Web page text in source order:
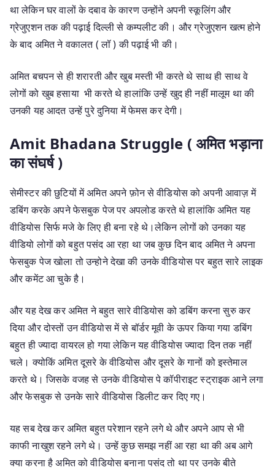
था लेकिन घर वालों के दबाव के कारण उन्होंने अपनी स्कूलिंग और
ग्रेजुएशन तक की पढ़ाई दिल्ली से कम्पलीट की। और ग्रेजुएशन खत्म होने
के बाद अमित ने वकालत ( लॉ ) की पढ़ाई भी की।
अमित बचपन से ही शरारती और खुब मस्ती भी करते थे साथ ही साथ वे
लोगों को खुब हसाया भी करते थे हालांकि उन्हें खुद ही नहीं मालूम था की
उनकी यह आदत उन्हें पुरे दुनिया में फेमस कर देगी।
Amit Bhadana Struggle ( अमित भड़ाना
का संघर्ष )
सेमीस्टर की छुटियों में अमित अपने फ़ोन से वीडियोस को अपनी आवाज़ में
डबिंग करके अपने फेसबुक पेज पर अपलोड करते थे हालांकि अमित यह
वीडियोस सिर्फ मजे के लिए ही बना रहे थे।लेकिन लोगों को उनका यह
वीडियो लोगों को बहुत पसंद आ रहा था जब कुछ दिन बाद अमित ने अपना
फेसबुक पेज खोला तो उन्होने देखा की उनके वीडियोस पर बहुत सारे लाइक
और कमेंट आ चुके है।
और यह देख कर अमित ने बहुत सारे वीडियोस को डबिंग करना सुरु कर
दिया और दोस्तों उन वीडियोस में से बॉर्डर मूवी के ऊपर किया गया डबिंग
बहुत ही ज्यादा वायरल हो गया लेकिन यह वीडियोस ज्यादा दिन तक नहीं
चले। क्योकिं अमित दूसरे के वीडियोस और दूसरे के गानों को इस्तेमाल
करते थे। जिसके वजह से उनके वीडियोस पे कॉपीराइट स्ट्राइक आने लगा
और फेसबुक से उनके सारे वीडियोस डिलीट कर दिए गए।
यह सब देख कर अमित बहुत परेशान रहने लगे थे और अपने आप से भी
काफी नाखुश रहने लगे थे। उन्हें कुछ समझ नहीं आ रहा था की अब आगे
क्या करना है अमित को वीडियोस बनाना पसंद तो था पर उनके बीते